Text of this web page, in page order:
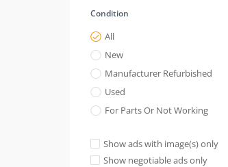
Condition
All
New
Manufacturer Refurbished
Used
For Parts Or Not Working
Show ads with image(s) only
Show negotiable ads only